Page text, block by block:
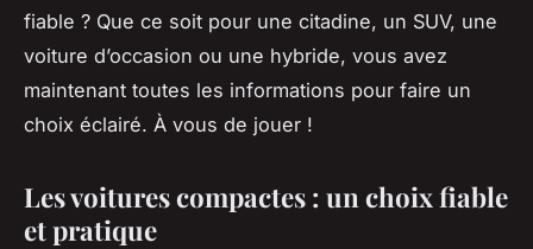
fiable ? Que ce soit pour une citadine, un SUV, une
voiture d’occasion ou une hybride, vous avez
maintenant toutes les informations pour faire un
choix éclairé. À vous de jouer !
Les voitures compactes : un choix fiable
et pratique